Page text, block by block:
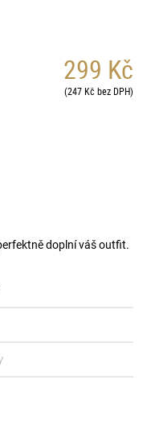
299 Kč
(247 Kč bez DPH)
doplní váš outfit.